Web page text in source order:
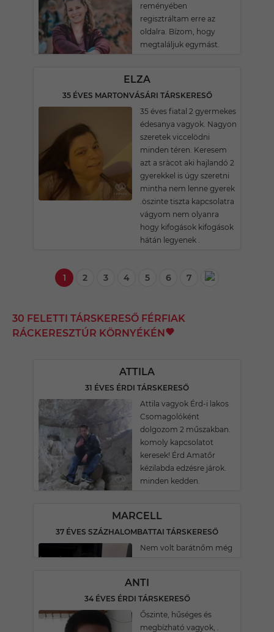
reményében
regisztráltam erre az
oldalra. Bízom, hogy
megtaláljuk egymást.
ELZA
35 ÉVES MARTONVÁSÁRI TÁRSKERESŐ
35 éves fiatal 2 gyermekes
édesanya vagyok. Nagyon
szeretek viccelödni
minden téren. Keresem
azt a sràcot aki hajlandó 2
gyerekkel is úgy szeretni
mintha nem lenne gyerek
.öszinte tiszta kapcsolatra
vágyom nem olyanra
hogy kifogások kifogások
hátán legyenek .
1 2 3 4 5 6 7
30 FELETTI TÁRSKERESŐ FÉRFIAK
RÁCKERESZTÚR KÖRNYÉKÉN
ATTILA
31 ÉVES ÉRDI TÁRSKERESŐ
Attila vagyok Érd-i lakos
Csomagolóként
dolgozom 2 műszakban.
komoly kapcsolatot
keresek! Érd Amatőr
kézilabda edzésre járok.
minden kedden.
MARCELL
37 ÉVES SZÁZHALOMBATTAI TÁRSKERESŐ
Nem volt barátnőm még
ANTI
34 ÉVES ÉRDI TÁRSKERESŐ
Őszinte, hűséges és
megbízható vagyok, .